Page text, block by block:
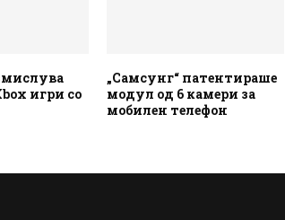
игри со
„Самсунг“ патентираше
модул од 6 камери за
мобилен телефон